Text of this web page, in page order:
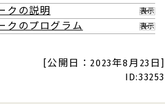
クの説明 表示
クのプログラム 表示
[公開日：2023年8月23日]
ID:33253